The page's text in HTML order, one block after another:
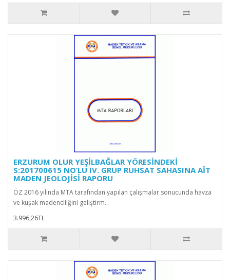
ERZURUM OLUR YEŞİLBAĞLAR YÖRESİNDEKİ
S:201700615 NO’LU IV. GRUP RUHSAT SAHASINA AİT
MADEN JEOLOJİSİ RAPORU
ÖZ 2016 yılında MTA tarafından yapılan çalışmalar sonucunda havza
ve kuşak madenciliğini geliştirm..
3.996,26TL